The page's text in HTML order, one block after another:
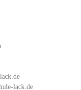
lack.de